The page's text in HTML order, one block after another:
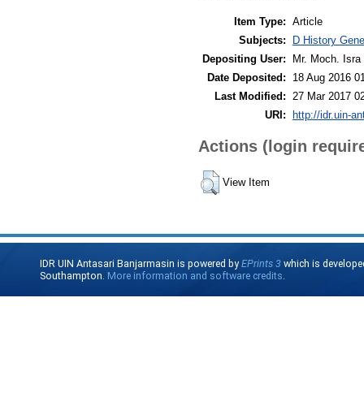
Item Type: Article
Subjects:
D History
Depositing User:
Mr. Moch. Isra
Date Deposited:
18 Aug 2016
Last Modified:
27 Mar 2017
URI: http://idr.uin-
Actions (login
View Item
IDR UIN Antasari Banjarmasin is powered byEPrints 3 which is
Southampton. More information and software credits.